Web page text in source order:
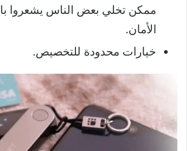
ممكن تخلي بعض الناس يشعروا
الأمان.
خيارات محدودة للتخصيص.